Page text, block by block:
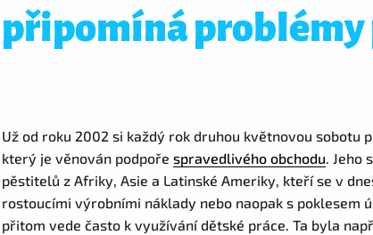
připomíná
Už od roku 2002 si každý rok druhou květnovou sobotu
který je věnován podpořespravedlivého obchodu. Jeho
pěstitelů z Afriky, Asie a Latinské Ameriky, kteří se v
rostoucími výrobními náklady nebo naopak s poklesem
přitom vede často k využívání dětské práce. Ta byla